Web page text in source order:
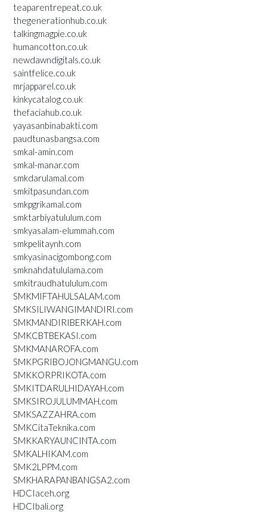
teaparentrepeat.co.uk
thegenerationhub.co.uk
talkingmagpie.co.uk
humancotton.co.uk
newdawndigitals.co.uk
saintfelice.co.uk
mrjapparel.co.uk
kinkycatalog.co.uk
thefaciahub.co.uk
yayasanbinabakti.com
paudtunasbangsa.com
smkal-amin.com
smkal-manar.com
smkdarulamal.com
smkitpasundan.com
smkpgrikamal.com
smktarbiyatululum.com
smkyasalam-elummah.com
smkpelitaynh.com
smkyasinacigombong.com
smknahdatululama.com
smkitraudhatululum.com
SMKMIFTAHULSALAM.com
SMKSILIWANGIMANDIRI.com
SMKMANDIRIBERKAH.com
SMKCBTBEKASI.com
SMKMANAROFA.com
SMKPGRIBOJONGMANGU.com
SMKKORPRIKOTA.com
SMKITDARULHIDAYAH.com
SMKSIROJULUMMAH.com
SMKSAZZAHRA.com
SMKCitaTeknika.com
SMKKARYAUNCINTA.com
SMKALHIKAM.com
SMK2LPPM.com
SMKHARAPANBANGSA2.com
HDCIaceh.org
HDCIbali.org